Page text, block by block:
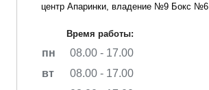
центр Апаринки, владение №9 Бокс №6
Время работы:
пн
08.00 - 17.00
вт
08.00 - 17.00